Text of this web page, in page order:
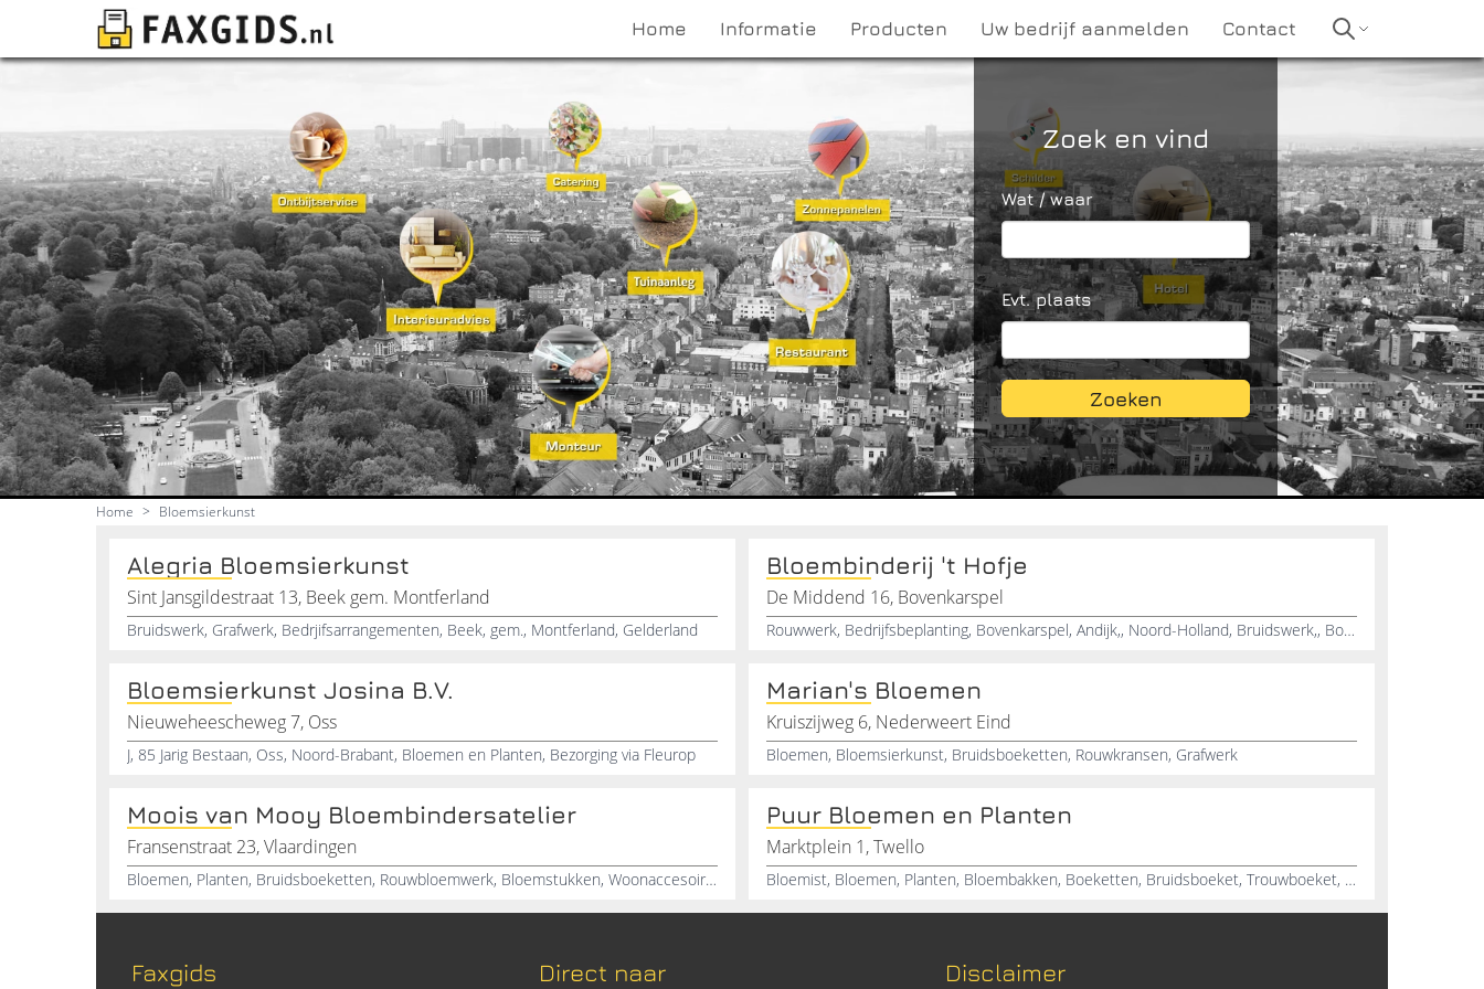
Home Informatie Producten Uw bedrijf aanmelden Contact
Zoek en vind
Wat / waar
Evt. plaats
Zoeken
Home > Bloemsierkunst
Alegria Bloemsierkunst
Sint Jansgildestraat 13, Beek gem. Montferland
Bruidswerk, Grafwerk, Bedrjifsarrangementen, Beek, gem., Montferland, Gelderland
Bloembinderij 't Hofje
De Middend 16, Bovenkarspel
Rouwwerk, Bedrijfsbeplanting, Bovenkarspel, Andijk,, Noord-Holland, Bruidswerk,, Boeketten, Hydrocultuur
Bloemsierkunst Josina B.V.
Nieuweheescheweg 7, Oss
J, 85 Jarig Bestaan, Oss, Noord-Brabant, Bloemen en Planten, Bezorging via Fleurop
Marian's Bloemen
Kruiszijweg 6, Nederweert Eind
Bloemen, Bloemsierkunst, Bruidsboeketten, Rouwkransen, Grafwerk
Moois van Mooy Bloembindersatelier
Fransenstraat 23, Vlaardingen
Bloemen, Planten, Bruidsboeketten, Rouwbloemwerk, Bloemstukken, Woonaccesoires, Kadoartikelen, Bloempotten, Webwinkel, Boeketten
Puur Bloemen en Planten
Marktplein 1, Twello
Bloemist, Bloemen, Planten, Bloembakken, Boeketten, Bruidsboeket, Trouwboeket, Rouwboeketten, Rouwkransen, Tuinplanten
Faxgids Direct naar Disclaimer